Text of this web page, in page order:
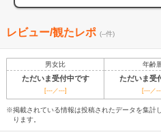
レビュー/観たレポ (--件)
男女比 年齢
ただいま受付中です ただいま受
[---／---] [---／
※掲載されている情報は投稿されたデータを集計
ります。